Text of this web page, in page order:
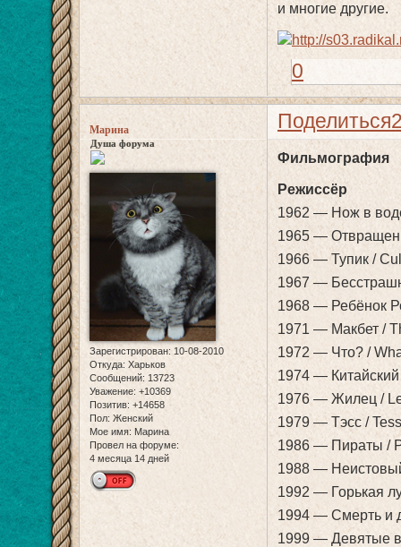
и многие другие.
0
Поделиться
Марина
Душа форума
Зарегистрирован: 10-08-2010
Откуда: Харьков
Сообщений: 13723
Уважение: +10369
Позитив: +14658
Пол: Женский
Мое имя: Марина
Провел на форуме:
4 месяца 14 дней
Фильмография
Режиссёр
1962 — Нож в
1965 —
1966 — Тупик /
1967 —
1968 — Ребёнок
1971 — Макбет /
1972 — Что? /
1974 —
1976 — Жилец /
1979 — Тэсс /
1986 — Пираты /
1988 —
1992 — Горькая
1994 — Смерть и
1999 — Девятые